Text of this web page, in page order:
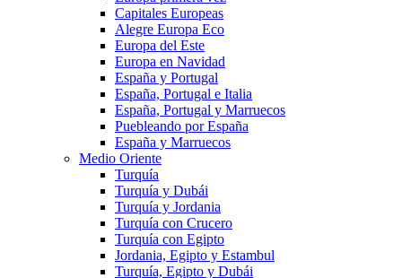
Capitales Europeas
Alegre Europa Eco
Europa del Este
Europa en Navidad
España y Portugal
España, Portugal e Italia
España, Portugal y Marruecos
Puebleando por España
España y Marruecos
Medio Oriente
Turquía
Turquía y Dubái
Turquía y Jordania
Turquía con Crucero
Turquía con Egipto
Jordania, Egipto y Estambul
Turquía, Egipto y Dubái